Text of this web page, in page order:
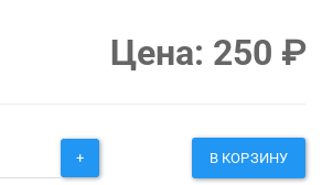
Цена: 250 ₽
+ В КОРЗИНУ